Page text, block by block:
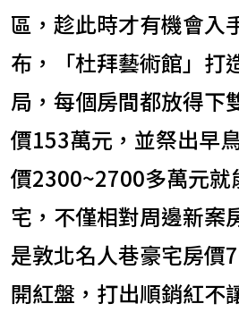
區，趁此時才有機會入
布，「杜拜藝術館」打
局，每個房間都放得下
價153萬元，並祭出早
價2300~2700多萬元就
宅，不僅相對周邊新案
是敦北名人巷豪宅房價
開紅盤，打出順銷紅不